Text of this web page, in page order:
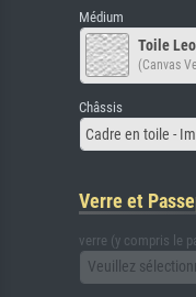
Médium
Toile
(Canvas
Châssis
Cadre en toile -
Verre et
verre (y compris le
Veuillez